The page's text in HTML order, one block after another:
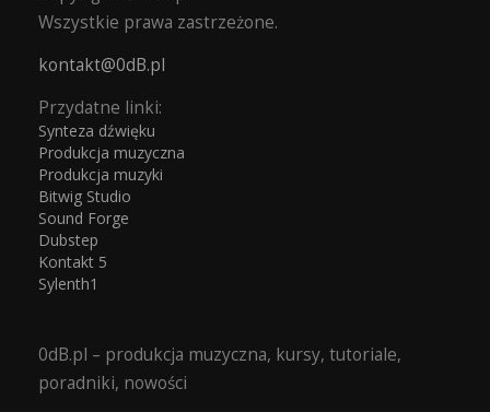
Wszystkie prawa zastrzeżone.
kontakt@0dB.pl
Przydatne linki:
Synteza dźwięku
Produkcja muzyczna
Produkcja muzyki
Bitwig Studio
Sound Forge
Dubstep
Kontakt 5
Sylenth1
0dB.pl – produkcja muzyczna, kursy, tutoriale,
poradniki, nowości